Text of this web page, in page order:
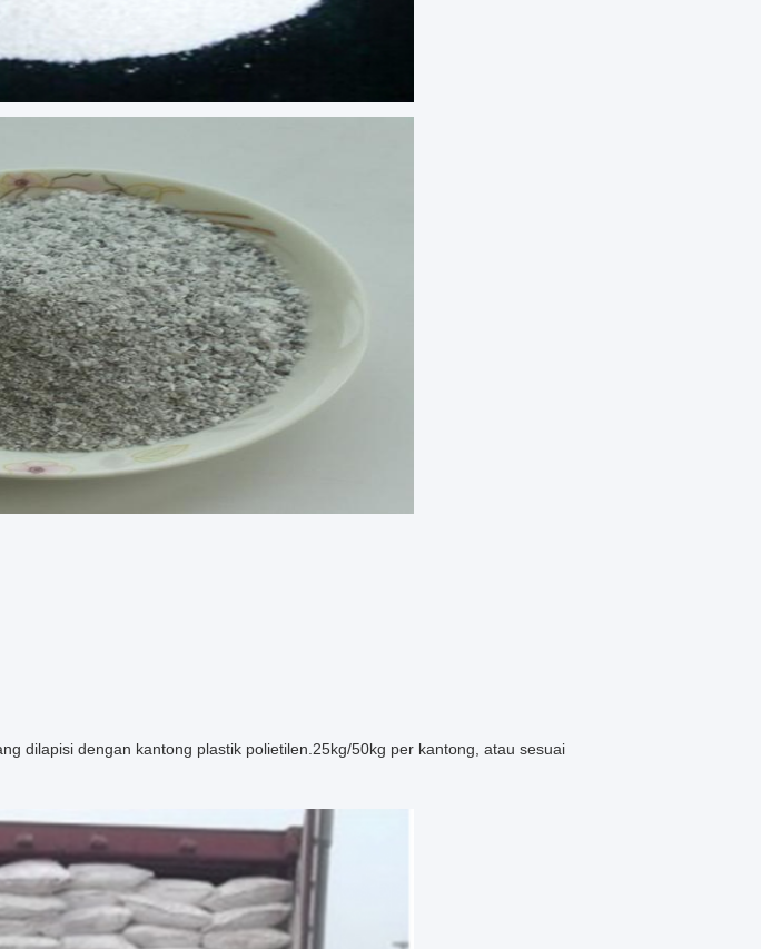
dilapisi dengan kantong plastik polietilen.25kg/50kg per kantong, atau sesuai